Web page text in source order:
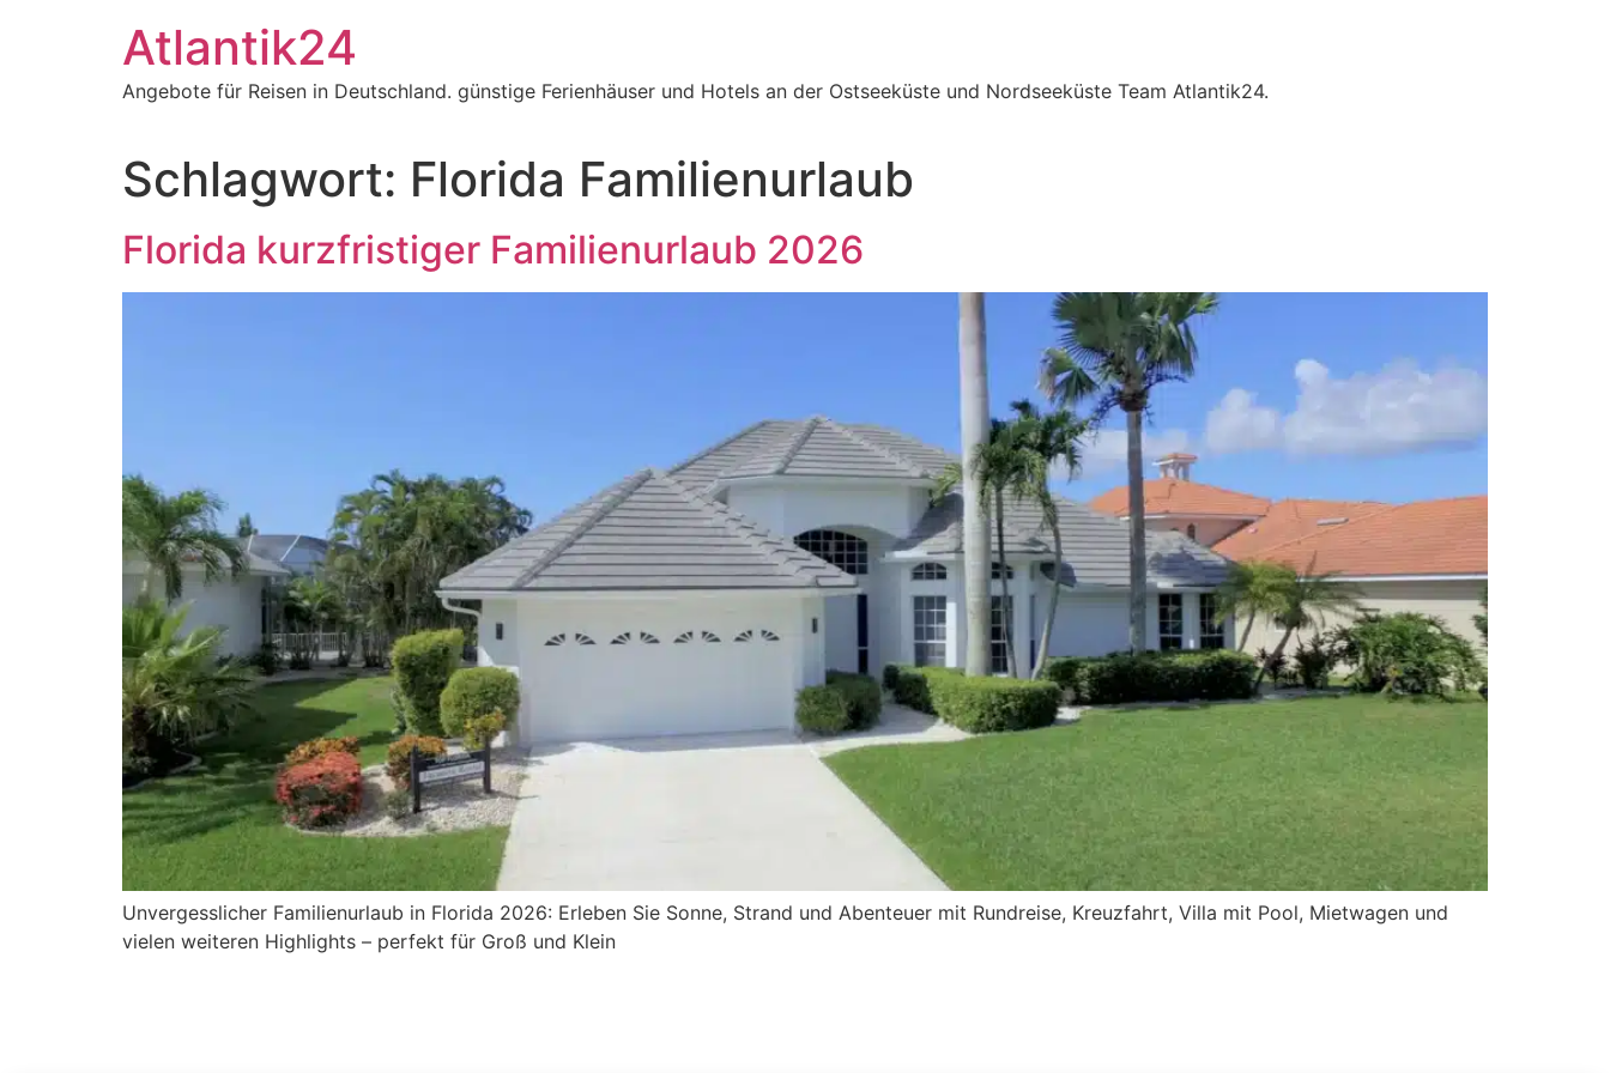
Atlantik24
Angebote für Reisen in Deutschland. günstige Ferienhäuser und Hotels an der Ostseeküste und Nordseeküste Team Atlantik24.
Schlagwort: Florida Familienurlaub
Florida kurzfristiger Familienurlaub 2026
Unvergesslicher Familienurlaub in Florida 2026: Erleben Sie Sonne, Strand und Abenteuer mit Rundreise, Kreuzfahrt, Villa mit Pool, Mietwagen und
vielen weiteren Highlights – perfekt für Groß und Klein